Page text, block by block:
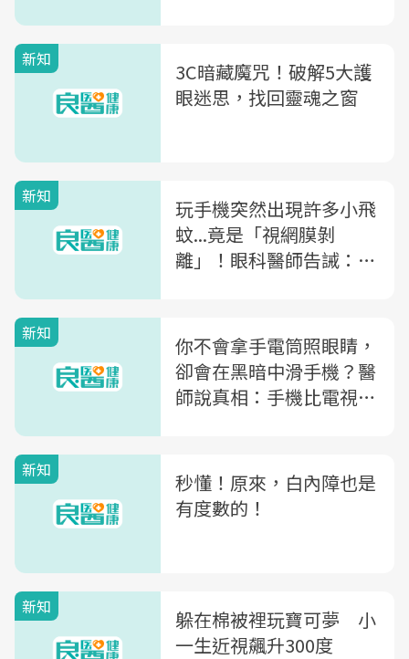
新知
3C暗藏魔咒！破解5大護
眼迷思，找回靈魂之窗
新知
玩手機突然出現許多小飛
蚊...竟是「視網膜剝
離」！眼科醫師告誡：3
新知
你不會拿手電筒照眼睛，
卻會在黑暗中滑手機？醫
師說真相：手機比電視、
新知
秒懂！原來，白內障也是
有度數的！
新知
躲在棉被裡玩寶可夢 小
一生近視飆升300度